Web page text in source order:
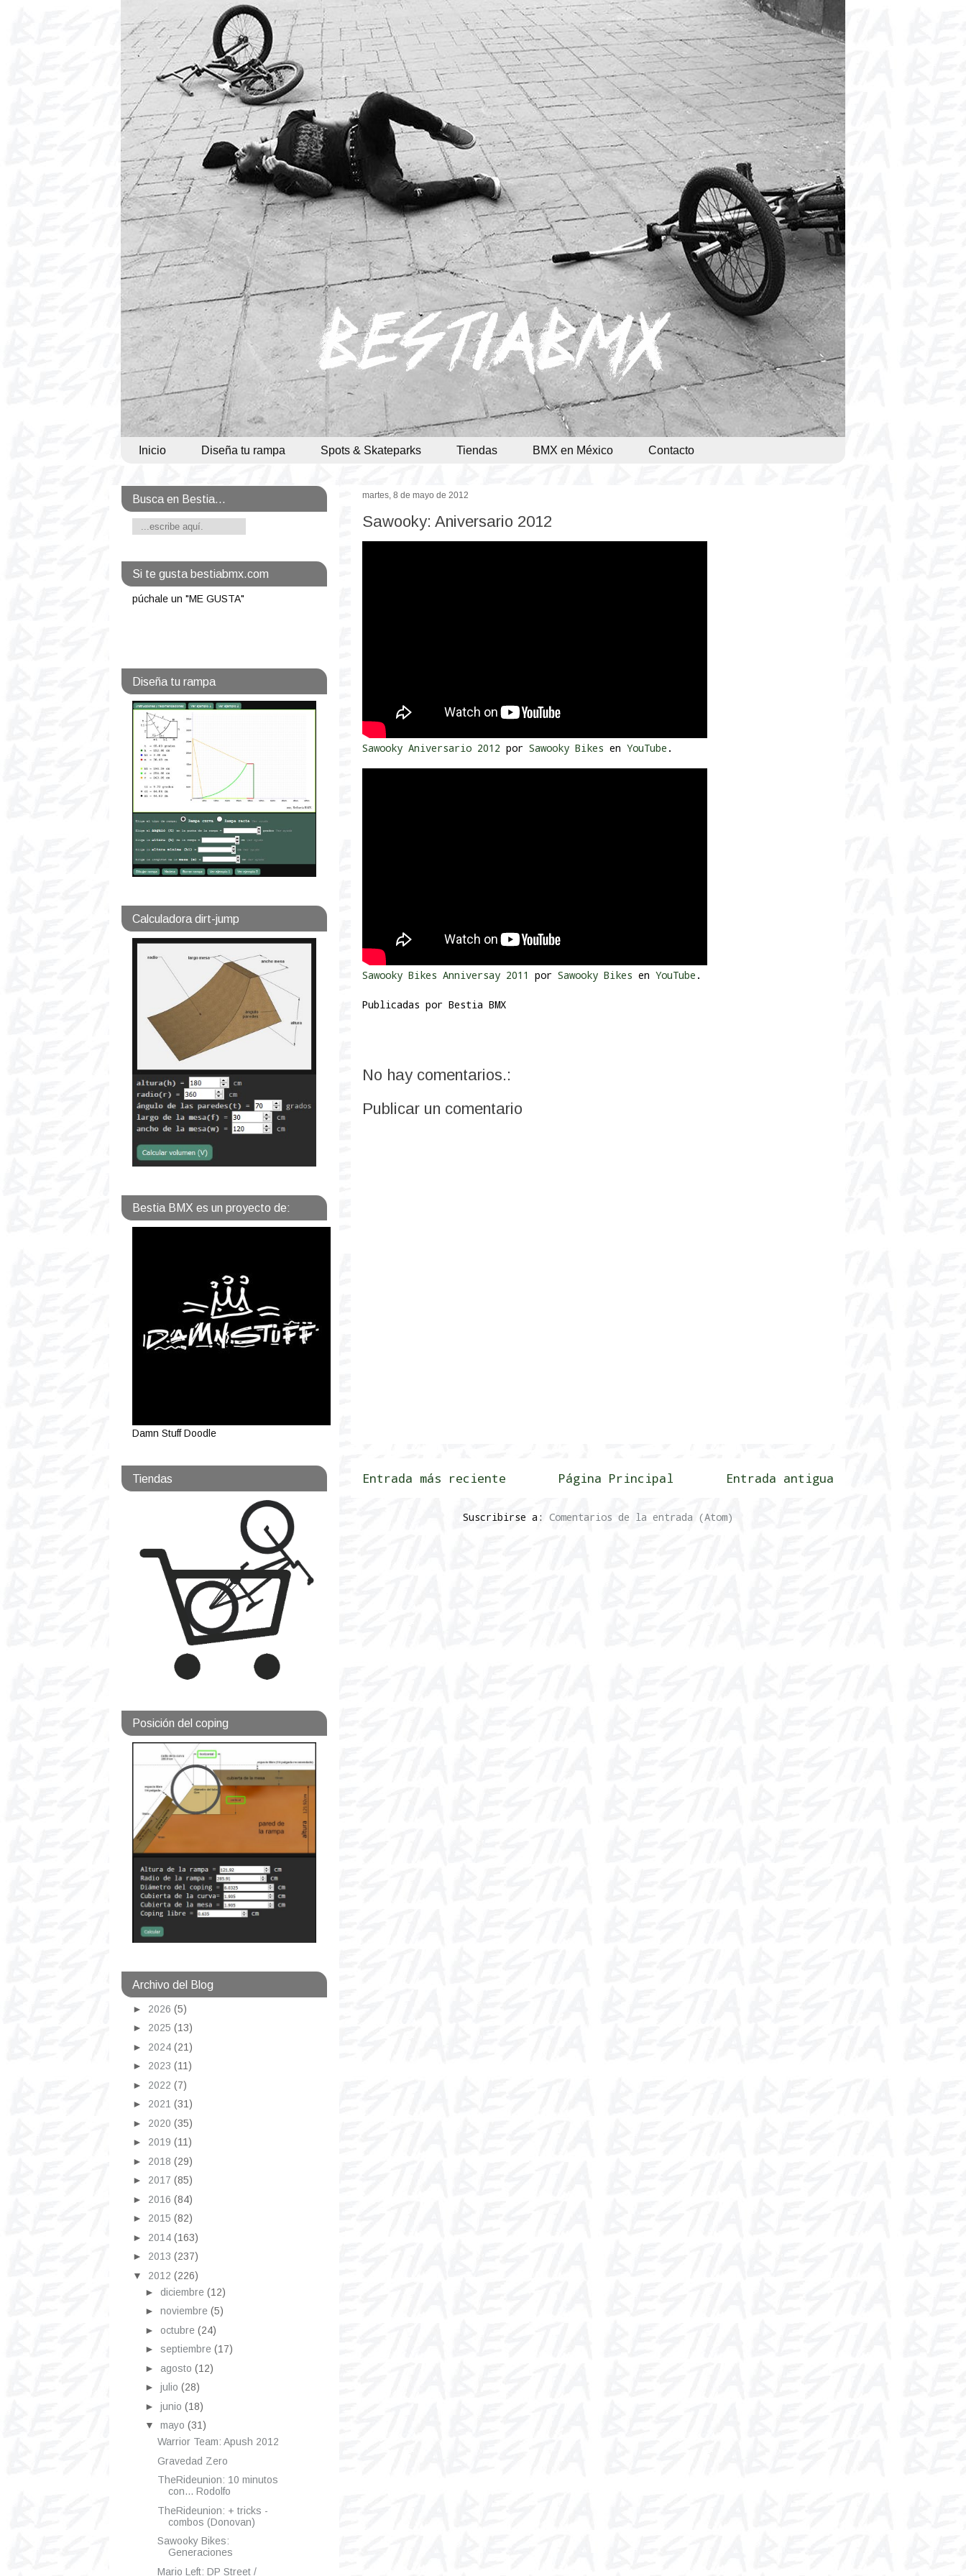
Inicio Diseña tu rampa Spots & Skateparks Tiendas BMX en México Contacto
martes, 8 de mayo de 2012
Sawooky: Aniversario 2012
Sawooky Aniversario 2012 por Sawooky Bikes en YouTube .
Sawooky Bikes Anniversay 2011 por Sawooky Bikes en YouTube .
Publicadas por Bestia BMX
No hay comentarios.:
Publicar un comentario
Entrada más reciente Entrada antigua
Página Principal
Suscribirse a: Comentarios de la entrada (Atom)
Busca en Bestia...
Si te gusta bestiabmx.com
púchale un "ME GUSTA"
Diseña tu rampa
Calculadora dirt-jump
Bestia BMX es un proyecto de:
Damn Stuff Doodle
Tiendas
Posición del coping
Archivo del Blog
► 2026 (5)
► 2025 (13)
► 2024 (21)
► 2023 (11)
► 2022 (7)
► 2021 (31)
► 2020 (35)
► 2019 (11)
► 2018 (29)
► 2017 (85)
► 2016 (84)
► 2015 (82)
► 2014 (163)
► 2013 (237)
▼ 2012 (226)
► diciembre (12)
► noviembre (5)
► octubre (24)
► septiembre (17)
► agosto (12)
► julio (28)
► junio (18)
▼ mayo (31)
Warrior Team: Apush 2012
Gravedad Zero
TheRideunion: 10 minutos
con... Rodolfo
TheRideunion: + tricks -
combos (Donovan)
Sawooky Bikes:
Generaciones
Mario Left: DP Street /